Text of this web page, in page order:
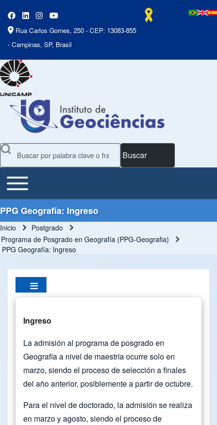
Rua Carlos Gomes, 250 - CEP: 13083-855
- Campinas, SP, Brasil
Buscar
Main Menu
Toggle main menu
PPG Geografía: Ingreso
Ruta de navegación
Inicio
Postgrado
Programa de Posgrado en Geografía (PPG-Geografia)
PPG Geografía: Ingreso
Ingreso
La admisión al programa de posgrado en
Geografía a nivel de maestría ocurre solo en
marzo, siendo el proceso de selección a finales
del año anterior, posiblemente a partir de octubre.
Para el nivel de doctorado, la admisión se realiza
en marzo y agosto, siendo el proceso de